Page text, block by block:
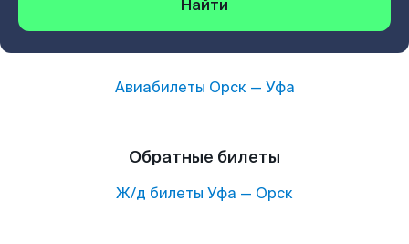
Найти
Авиабилеты Орск— Уфа
Обратные билеты
Ж/д билеты Уфа — Орск